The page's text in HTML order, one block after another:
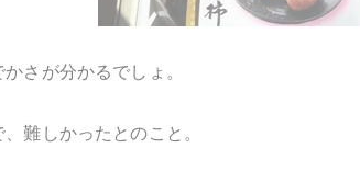
さが分かるでしょ。
難しかったとのこと。